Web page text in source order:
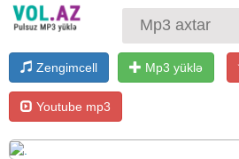
Zengimcell Mp3 yüklə
Youtube mp3